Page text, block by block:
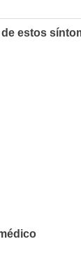
estos